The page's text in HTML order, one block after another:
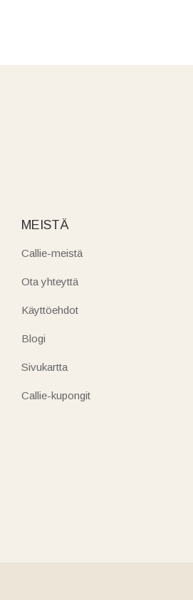
MEISTÄ
Callie-meistä
Ota yhteyttä
Käyttöehdot
Blogi
Sivukartta
Callie-kupongit